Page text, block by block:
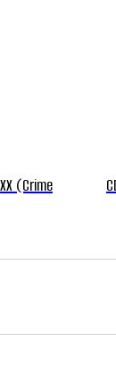
(Crime